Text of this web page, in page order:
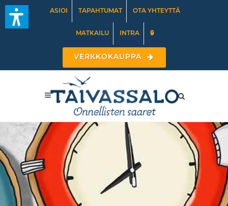
ASIOI TAPAHTUMAT OTA YHTEYTTÄ
MATKAILU INTRA 🔒
VERKKOKAUPPA